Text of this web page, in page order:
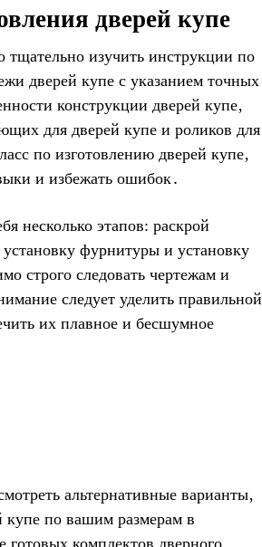
дверей купе
тщательно изучить инструкции по
дверей купе с указанием точных
конструкции дверей купе‚
для дверей купе и роликов для
по изготовлению дверей купе‚
и избежать ошибок․
несколько этапов: раскрой
установку фурнитуры и установку
строго следовать чертежам и
следует уделить правильной
их плавное и бесшумное
альтернативные варианты‚
купе по вашим размерам в